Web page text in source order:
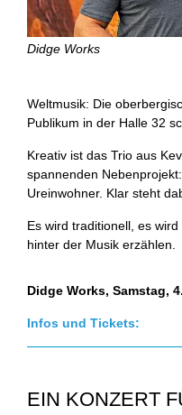
Didge Works
Weltmusik: Die
Publikum in der Halle 32
Kreativ ist das Trio aus
spannenden
Ureinwohner. Klar steht
Es wird traditionell, es
hinter der Musik erzählen.
Didge Works, Samstag,
Infos und Tickets:
EIN KONZERT